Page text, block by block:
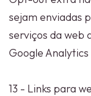
sejam enviadas
serviços da web
Google
13 - Links para